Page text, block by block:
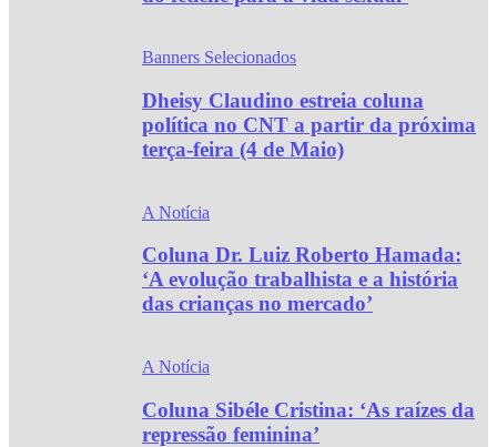
Banners Selecionados
Dheisy Claudino estreia coluna
política no CNT a partir da próxima
terça-feira (4 de Maio)
A Notícia
Coluna Dr. Luiz Roberto Hamada:
‘A evolução trabalhista e a história
das crianças no mercado’
A Notícia
Coluna Sibéle Cristina: ‘As raízes da
repressão feminina’